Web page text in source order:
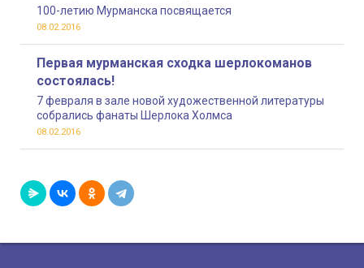
100-летию Мурманска посвящается
08.02.2016
Первая мурманская сходка шерлокоманов
состоялась!
7 февраля в зале новой художественной литературы
собрались фанаты Шерлока Холмса
08.02.2016